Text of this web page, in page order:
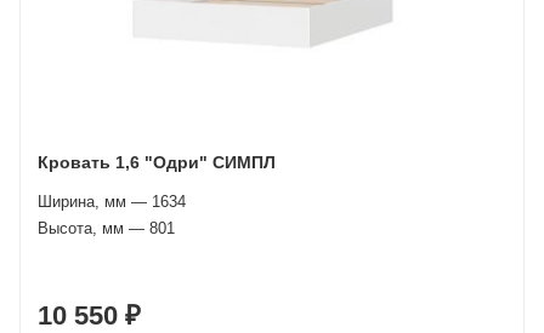
Кровать 1,6 "Одри" СИМПЛ
Ширина, мм — 1634
Высота, мм — 801
10 550 ₽